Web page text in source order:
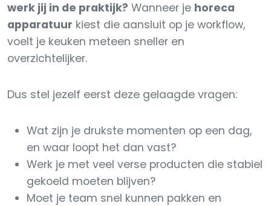
werk jij in de praktijk? Wanneer je horeca
apparatuur kiest die aansluit op je workflow,
voelt je keuken meteen sneller en
overzichtelijker.
Dus stel jezelf eerst deze gelaagde vragen:
Wat zijn je drukste momenten op een dag,
en waar loopt het dan vast?
Werk je met veel verse producten die stabiel
gekoeld moeten blijven?
Moet je team snel kunnen pakken en